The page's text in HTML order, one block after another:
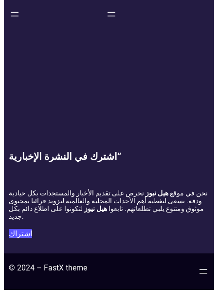
اشترك في النشرة الإخبارية”
نحن في موقع هيل نيوز نحرص على تقديم الأخبار والمستجدات بكل حيادية
ودقة. نسعى لتغطية أهم الأحداث المحلية والعالمية لتزويد قرائنا بمحتوى
موثوق ومتنوع يلبي تطلعاتهم. تابعوا هيل نيوز لتكونوا على اطلاع دائم بكل
جديد.
اشتراك
© 2024 – FastX theme